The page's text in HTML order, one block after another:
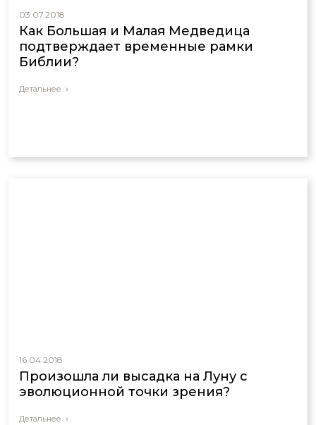
03.07.2018
Как Большая и Малая Медведица
подтверждает временные рамки
Библии?
Детальнее
16.04.2018
Произошла ли высадка на Луну с
эволюционной точки зрения?
Детальнее